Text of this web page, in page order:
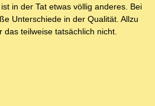
in der Tat etwas völlig anderes. Bei
Unterschiede in der Qualität. Allzu
das teilweise tatsächlich nicht.